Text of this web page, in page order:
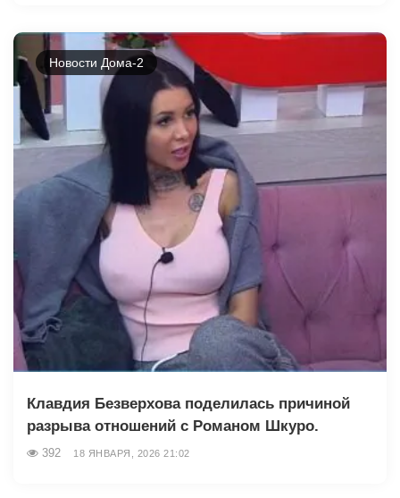
Новости Дома-2
Клавдия Безверхова поделилась причиной
разрыва отношений с Романом Шкуро.
392 18 ЯНВАРЯ, 2026 21:02